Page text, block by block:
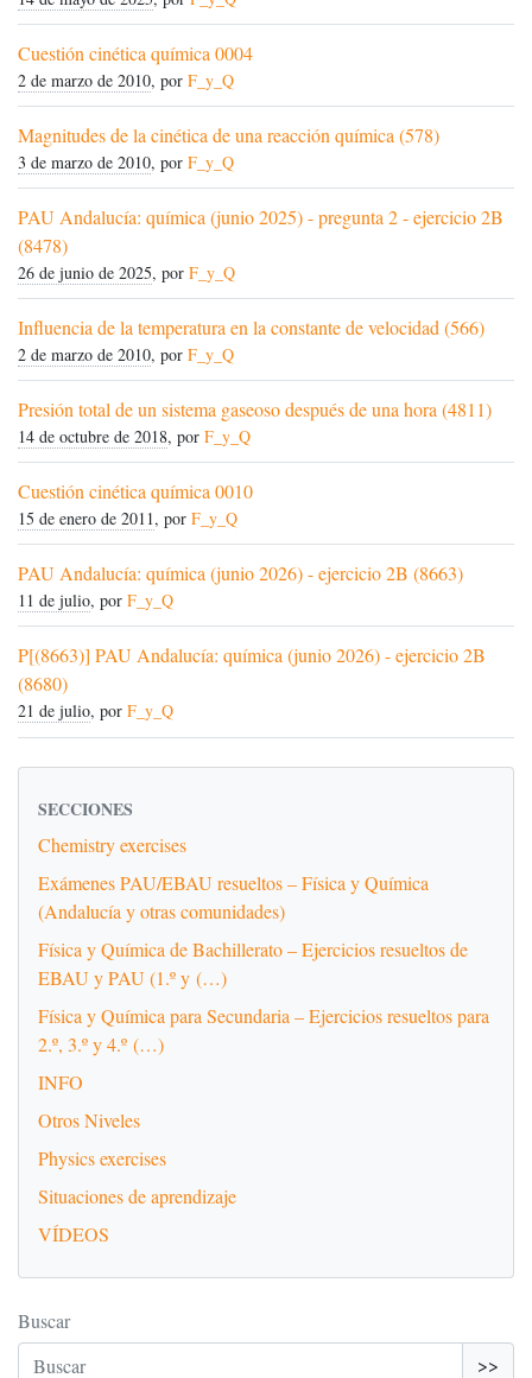
Cuestión cinética química 0004
2 de marzo de 2010, por F_y_Q
Magnitudes de la cinética de una reacción química (578)
3 de marzo de 2010, por F_y_Q
PAU Andalucía: química (junio 2025) - pregunta 2 - ejercicio 2B
(8478)
26 de junio de 2025, por F_y_Q
Influencia de la temperatura en la constante de velocidad (566)
2 de marzo de 2010, por F_y_Q
Presión total de un sistema gaseoso después de una hora (4811)
14 de octubre de 2018, por F_y_Q
Cuestión cinética química 0010
15 de enero de 2011, por F_y_Q
PAU Andalucía: química (junio 2026) - ejercicio 2B (8663)
11 de julio, por F_y_Q
P[(8663)] PAU Andalucía: química (junio 2026) - ejercicio 2B
(8680)
21 de julio, por F_y_Q
SECCIONES
Chemistry exercises
Exámenes PAU/EBAU resueltos – Física y Química
(Andalucía y otras comunidades)
Física y Química de Bachillerato – Ejercicios resueltos de
EBAU y PAU (1.º y (…)
Física y Química para Secundaria – Ejercicios resueltos para
2.º, 3.º y 4.º (…)
INFO
Otros Niveles
Physics exercises
Situaciones de aprendizaje
VÍDEOS
Buscar
>>